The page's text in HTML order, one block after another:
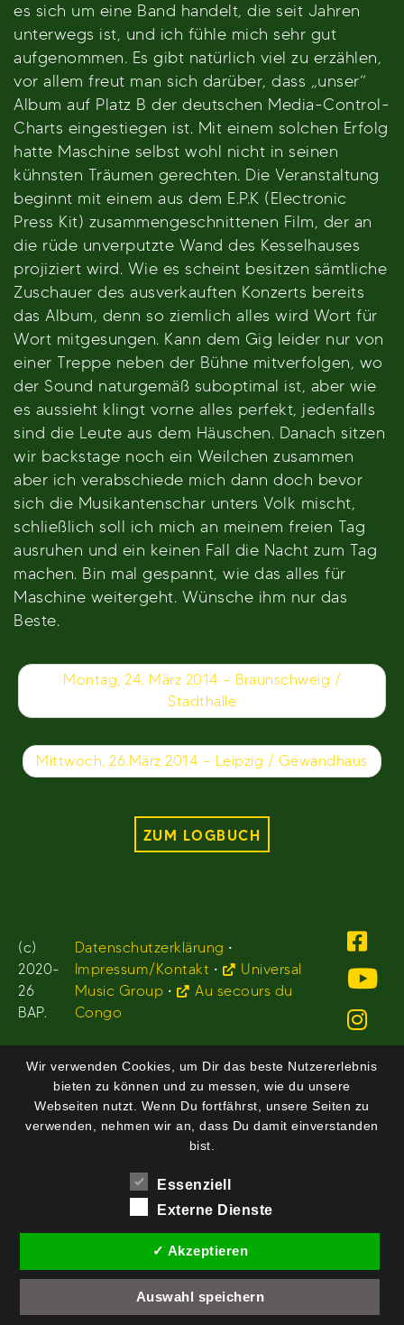
es sich um eine Band handelt, die seit Jahren
unterwegs ist, und ich fühle mich sehr gut
aufgenommen. Es gibt natürlich viel zu erzählen,
vor allem freut man sich darüber, dass „unser“
Album auf Platz B der deutschen Media-Control-
Charts eingestiegen ist. Mit einem solchen Erfolg
hatte Maschine selbst wohl nicht in seinen
kühnsten Träumen gerechten. Die Veranstaltung
beginnt mit einem aus dem E.P.K (Electronic
Press Kit) zusammengeschnittenen Film, der an
die rüde unverputzte Wand des Kesselhauses
projiziert wird. Wie es scheint besitzen sämtliche
Zuschauer des ausverkauften Konzerts bereits
das Album, denn so ziemlich alles wird Wort für
Wort mitgesungen. Kann dem Gig leider nur von
einer Treppe neben der Bühne mitverfolgen, wo
der Sound naturgemäß suboptimal ist, aber wie
es aussieht klingt vorne alles perfekt, jedenfalls
sind die Leute aus dem Häuschen. Danach sitzen
wir backstage noch ein Weilchen zusammen
aber ich verabschiede mich dann doch bevor
sich die Musikantenschar unters Volk mischt,
schließlich soll ich mich an meinem freien Tag
ausruhen und ein keinen Fall die Nacht zum Tag
machen. Bin mal gespannt, wie das alles für
Maschine weitergeht. Wünsche ihm nur das
Beste.
Beitragsnavigation
Montag, 24. März 2014 – Braunschweig /
Stadthalle
Mittwoch, 26.März 2014 – Leipzig / Gewandhaus
ZUM LOGBUCH
(c)
2020-
26
BAP.
Datenschutzerklärung •
Impressum/Kontakt •
Universal
Music Group •
Au secours du
Congo
Wir verwenden Cookies, um Dir das beste Nutzererlebnis
bieten zu können und zu messen, wie du unsere
Webseiten nutzt. Wenn Du fortfährst, unsere Seiten zu
verwenden, nehmen wir an, dass Du damit einverstanden
bist.
Essenziell
Externe Dienste
✓ Akzeptieren
Auswahl speichern